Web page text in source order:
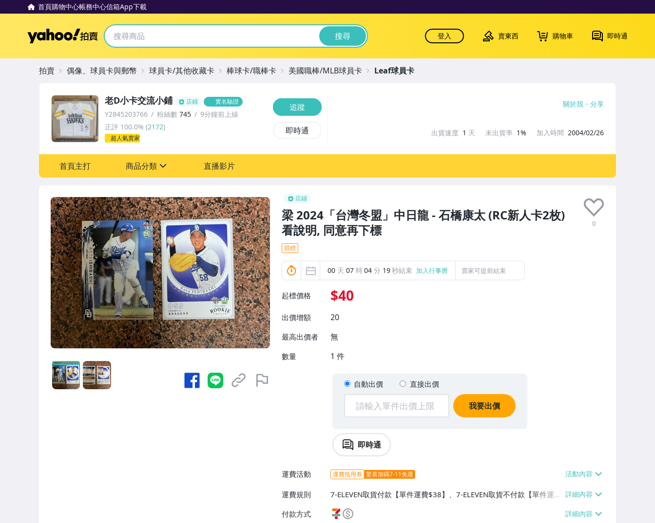
首頁購物中心帳務中心信箱App下載
Yahoo拍賣 搜尋 登入 賣東西 購物車 即時通
店鋪
梁 2024「台灣冬盟」中日龍 - 石橋康太 (RC新人卡2枚)
看說明, 同意再下標
0
競標
00 天 07 時04 分 17秒結束 加入行事曆 賣家可提前結束
起標價格 $40
出價增額 20
最高出價者 無
數量 1 件
自動出價 直接出價
我要出價
即時通
運費活動 運費抵用券 驚喜加碼7-11免運
運費規則
7-ELEVEN取貨付款【單件運費$38】、7-ELEVEN取貨不付款【單件運費
$38】、宅配/貨運【單件運費$60、消費滿$1000免運費】、郵局掛號
【單件運費$31、滿10件或消費滿$700免運費】、低溫配送【單件運費
付款方式
老D小卡交流小鋪 店鋪 實名驗證
Y2845203766 粉絲數 745
9分鐘前上線
正評 100.0% (2172)
超人氣賣家
追蹤
即時通
關於我 分享
出貨速度 1 天 未出貨率 1% 加入時間 2004/02/26
首頁主打 商品分類 直播影片
拍賣 偶像、球員卡與郵幣 球員卡/其他收藏卡 棒球卡/職棒卡 美國職棒/MLB球員卡 Leaf球員卡